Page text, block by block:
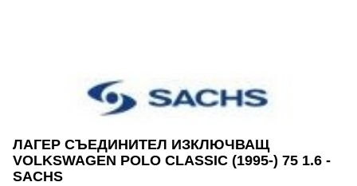
ЛАГЕР СЪЕДИНИТЕЛ ИЗКЛЮЧВАЩ
VOLKSWAGEN POLO CLASSIC (1995-) 75 1.6 -
SACHS